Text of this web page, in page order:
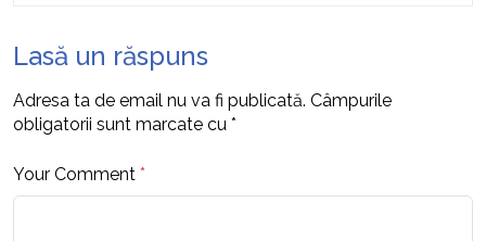
Lasă un răspuns
Adresa ta de email nu va fi publicată. Câmpurile
obligatorii sunt marcate cu *
Your Comment *